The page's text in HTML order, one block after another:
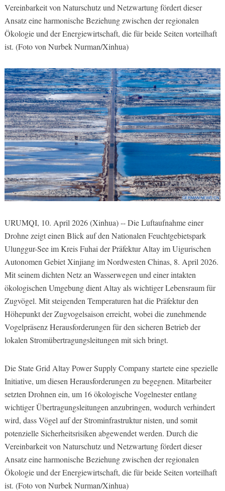
Vereinbarkeit von Naturschutz und Netzwartung fördert dieser
Ansatz eine harmonische Beziehung zwischen der regionalen
Ökologie und der Energiewirtschaft, die für beide Seiten vorteilhaft
ist. (Foto von Nurbek Nurman/Xinhua)
URUMQI, 10. April 2026 (Xinhua) -- Die Luftaufnahme einer
Drohne zeigt einen Blick auf den Nationalen Feuchtgebietspark
Ulunggur-See im Kreis Fuhai der Präfektur Altay im Uigurischen
Autonomen Gebiet Xinjiang im Nordwesten Chinas, 8. April 2026.
Mit seinem dichten Netz an Wasserwegen und einer intakten
ökologischen Umgebung dient Altay als wichtiger Lebensraum für
Zugvögel. Mit steigenden Temperaturen hat die Präfektur den
Höhepunkt der Zugvogelsaison erreicht, wobei die zunehmende
Vogelpräsenz Herausforderungen für den sicheren Betrieb der
lokalen Stromübertragungsleitungen mit sich bringt.
Die State Grid Altay Power Supply Company startete eine spezielle
Initiative, um diesen Herausforderungen zu begegnen. Mitarbeiter
setzten Drohnen ein, um 16 ökologische Vogelnester entlang
wichtiger Übertragungsleitungen anzubringen, wodurch verhindert
wird, dass Vögel auf der Strominfrastruktur nisten, und somit
potenzielle Sicherheitsrisiken abgewendet werden. Durch die
Vereinbarkeit von Naturschutz und Netzwartung fördert dieser
Ansatz eine harmonische Beziehung zwischen der regionalen
Ökologie und der Energiewirtschaft, die für beide Seiten vorteilhaft
ist. (Foto von Nurbek Nurman/Xinhua)